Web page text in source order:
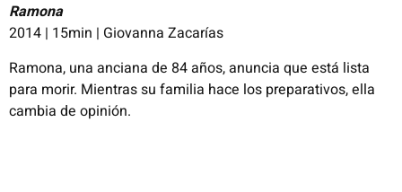
Ramona
2014 | 15min | Giovanna Zacarías
Ramona, una anciana de 84 años, anuncia que está lista
para morir. Mientras su familia hace los preparativos, ella
cambia de opinión.